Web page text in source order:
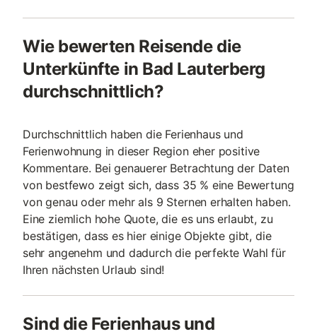
Wie bewerten Reisende die
Unterkünfte in Bad Lauterberg
durchschnittlich?
Durchschnittlich haben die Ferienhaus und
Ferienwohnung in dieser Region eher positive
Kommentare. Bei genauerer Betrachtung der Daten
von bestfewo zeigt sich, dass 35 % eine Bewertung
von genau oder mehr als 9 Sternen erhalten haben.
Eine ziemlich hohe Quote, die es uns erlaubt, zu
bestätigen, dass es hier einige Objekte gibt, die
sehr angenehm und dadurch die perfekte Wahl für
Ihren nächsten Urlaub sind!
Sind die Ferienhaus und